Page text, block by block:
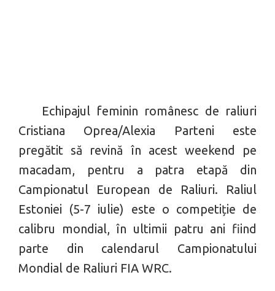
Echipajul feminin românesc de raliuri
Cristiana Oprea/Alexia Parteni este
pregătit să revină în acest weekend pe
macadam, pentru a patra etapă din
Campionatul European de Raliuri. Raliul
Estoniei (5-7 iulie) este o competiție de
calibru mondial, în ultimii patru ani fiind
parte din calendarul Campionatului
Mondial de Raliuri FIA WRC.